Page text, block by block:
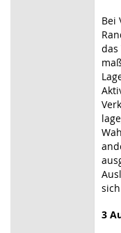
Bei
das
3